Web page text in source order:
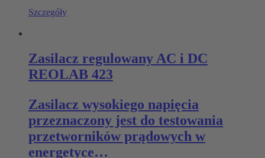
Szczegóły
Zasilacz regulowany AC i DC
REOLAB 423
Zasilacz wysokiego napięcia
przeznaczony jest do testowania
przetworników prądowych w
energetyce…